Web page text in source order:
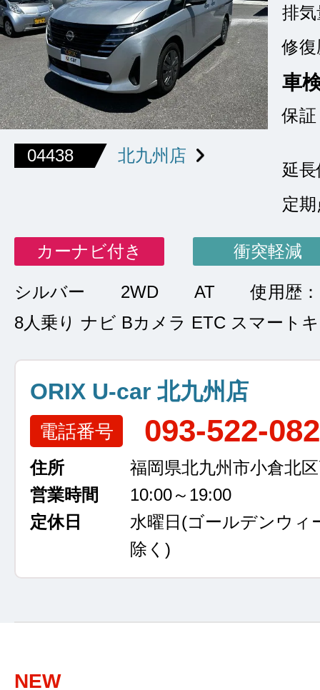
04438 北九州店
排気
修復
車
保証
延
定
カーナビ付き 衝突軽減
シルバー 2WD AT
使用歴
8人乗り ナビ Bカメラ ETC スマート
ORIX U-car 北九州店
電話番号 093-522-
住所
福岡県北九州市小倉北
営業時間
10:00～19:00
定休日
水曜日 (ゴールデンウィ
除く)
NEW